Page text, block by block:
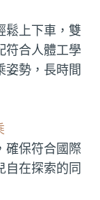
鬆上下車，雙
符合人體工學
姿勢，長時間
確保符合國際
自在探索的同